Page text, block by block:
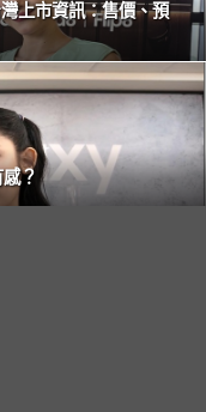
上市資訊：售價、預
？